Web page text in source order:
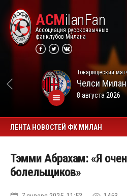
ACMilanFan
Ассоциация русскоязычных
фанклубов Милана
Товарищеский
ЧелсиМилан
8 августа 2026
ЛЕНТА НОВОСТЕЙ ФК МИЛАН
Тэмми Абрахам: «Я
болельщиков»